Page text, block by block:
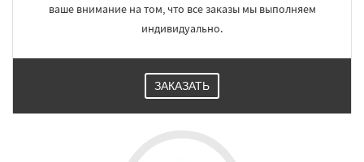
ваше внимание на том, что все заказы мы выполняем
индивидуально.
ЗАКАЗАТЬ